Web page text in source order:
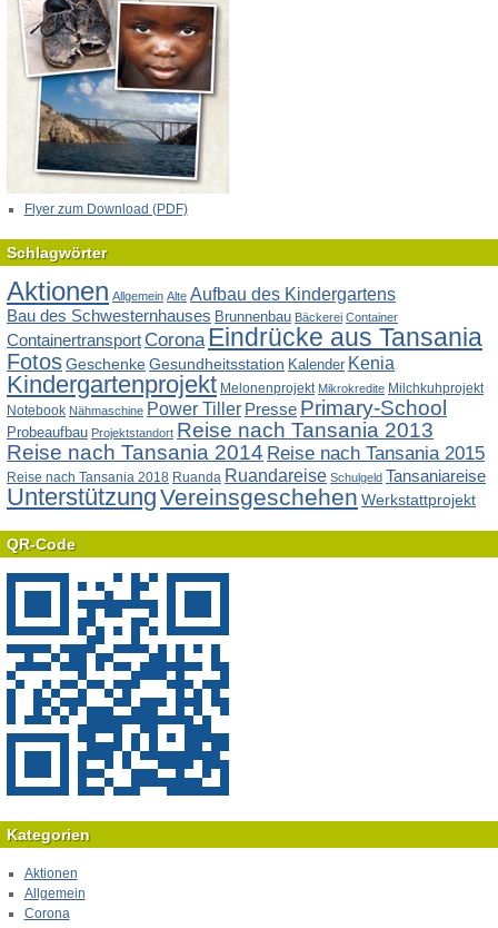
Flyer zum Download (PDF)
Schlagwörter
Aktionen Allgemein Alte Aufbau des Kindergartens
Bau des Schwesternhauses Brunnenbau Bäckerei Container
Containertransport Corona Eindrücke aus Tansania
FotosGeschenkeGesundheitsstation Kalender Kenia
Kindergartenprojekt Melonenprojekt Mikrokredite Milchkuhprojekt
Notebook Nähmaschine Power Tiller Presse Primary-School
Probeaufbau Projektstandort Reise nach Tansania 2013
Reise nach Tansania 2014 Reise nach Tansania 2015
Reise nach Tansania 2018 Ruanda Ruandareise Schulgeld Tansaniareise
UnterstützungVereinsgeschehen Werkstattprojekt
QR-Code
Kategorien
Aktionen
Allgemein
Corona